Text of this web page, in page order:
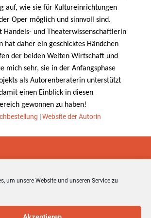
um unsere Website und unseren Service zu
auf, wie sie für Kultureinrichtungen
Oper möglich und sinnvoll sind.
Handels- und Theaterwissenschaftlerin
hat daher ein geschicktes Händchen
der beiden Welten Wirtschaft und
mich sehr, sie in der Anfangsphase
als Autorenberaterin unterstützt
einen Einblick in diesen
gewonnen zu haben!
|Website der Autorin